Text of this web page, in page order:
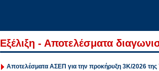
Εξέλιξη - Αποτελέσματα
Αποτελέσματα ΑΣΕΠ για την προκήρυξη 3Κ/2026